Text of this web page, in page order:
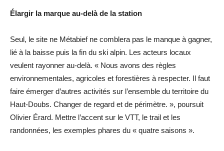
Élargir la marque au-delà de la station
Seul, le site ne Métabief ne comblera pas le manque à gagner,
lié à la baisse puis la fin du ski alpin. Les acteurs locaux
veulent rayonner au-delà. « Nous avons des règles
environnementales, agricoles et forestières à respecter. Il faut
faire émerger d’autres activités sur l’ensemble du territoire du
Haut-Doubs. Changer de regard et de périmètre. », poursuit
Olivier Érard. Mettre l’accent sur le VTT, le trail et les
randonnées, les exemples phares du « quatre saisons ».